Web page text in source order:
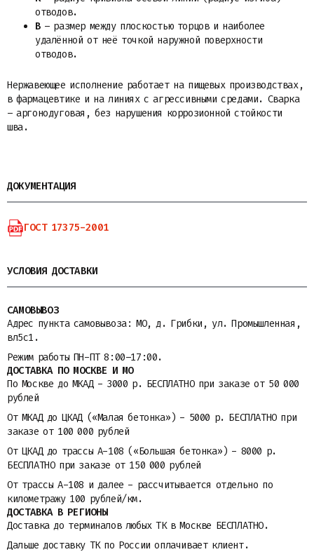
отводов.
B– размер между плоскостью торцов и наиболее
удалённой от неё точкой наружной поверхности
отводов.
Нержавеющее исполнение работает на пищевых производствах,
в фармацевтике и на линиях с агрессивными средами. Сварка
– аргонодуговая, без нарушения коррозионной стойкости
шва.
ДОКУМЕНТАЦИЯ
ГОСТ 17375-2001
УСЛОВИЯ ДОСТАВКИ
САМОВЫВОЗ
Адрес пункта самовывоза: МО, д. Грибки, ул. Промышленная,
вл5с1.
Режим работы ПН-ПТ 8:00–17:00.
ДОСТАВКА ПО МОСКВЕ И МО
По Москве до МКАД - 3000 р. БЕСПЛАТНО при заказе от 50 000
рублей
От МКАД до ЦКАД («Малая бетонка») - 5000 р. БЕСПЛАТНО при
заказе от 100 000 рублей
От ЦКАД до трассы A-108 («Большая бетонка») - 8000 р.
БЕСПЛАТНО при заказе от 150 000 рублей
От трассы A-108 и далее - рассчитывается отдельно по
километражу 100 рублей/км.
ДОСТАВКА В РЕГИОНЫ
Доставка до терминалов любых ТК в Москве БЕСПЛАТНО.
Дальше доставку ТК по России оплачивает клиент.